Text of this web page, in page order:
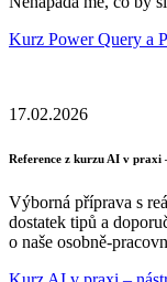
Kurz Power Query a
17.02.2026
Reference z kurzu AI v praxi
Výborná příprava s
dostatek tipů a
o naše osobně-